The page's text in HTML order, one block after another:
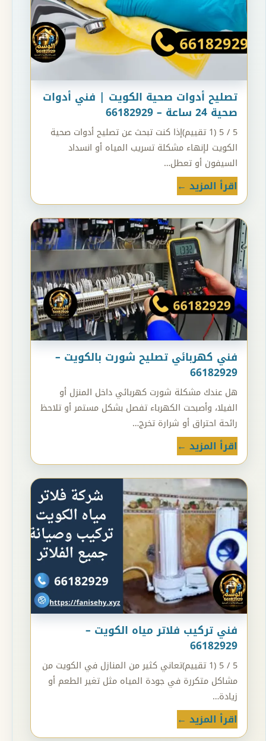
تصليح أدوات صحية الكويت | فني أدوات
صحية 24 ساعة – 66182929
5 / 5 (1 تقييم)إذا كنت تبحث عن تصليح أدوات صحية
الكويت لإنهاء مشكلة تسريب المياه أو انسداد
السيفون أو تعطل…
اقرأ المزيد ←
فني كهربائي تصليح شورت بالكويت –
66182929
هل عندك مشكلة شورت كهربائي داخل المنزل أو
الفيلا، وأصبحت الكهرباء تفصل بشكل مستمر أو تلاحظ
رائحة احتراق أو شرارة تخرج…
اقرأ المزيد ←
فني تركيب فلاتر مياه الكويت –
66182929
5 / 5 (1 تقييم)تعاني كثير من المنازل في الكويت من
مشاكل متكررة في جودة المياه مثل تغير الطعم أو
زيادة…
اقرأ المزيد ←